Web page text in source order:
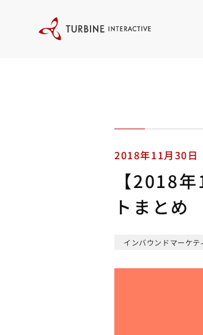
2018年11月30日
【2018
トまとめ
インバウンドマーケテ